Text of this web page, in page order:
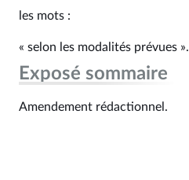
les mots :
« selon les modalités prévues ».
Exposé sommaire
Amendement rédactionnel.